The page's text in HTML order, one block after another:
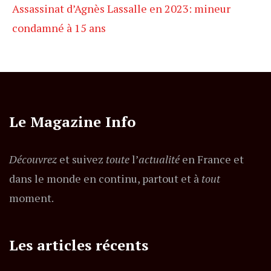
Assassinat d’Agnès Lassalle en 2023: mineur
condamné à 15 ans
Le Magazine Info
Découvrez et suivez toutel’actualitéen France et
dans le monde en continu, partout et à tout
moment.
Les articles récents